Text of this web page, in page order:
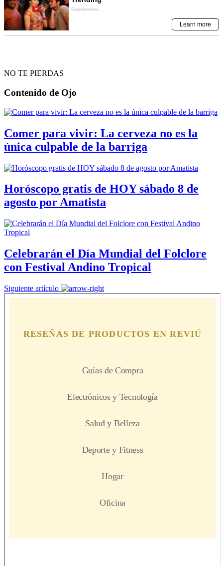
NO TE PIERDAS
Contenido de Ojo
Comer para vivir: La cerveza no es la
única culpable de la barriga
Horóscopo gratis de HOY sábado 8 de
agosto por Amatista
Celebrarán el Día Mundial del Folclore
con Festival Andino Tropical
Siguiente artículo